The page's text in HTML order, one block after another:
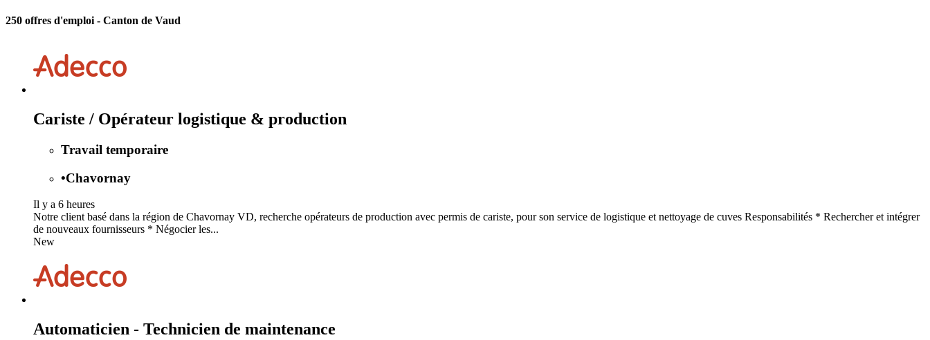
250 offres d'emploi - Canton de Vaud
Cariste / Opérateur logistique & production
Travail temporaire
•Chavornay
Il y a 6 heures
Notre client basé dans la région de Chavornay VD, recherche opérateurs de production avec permis de cariste, pour son service de logistique et nettoyage de cuves Responsabilités * Rechercher et intégrer
de nouveaux fournisseurs * Négocier les...
New
Automaticien - Technicien de maintenance